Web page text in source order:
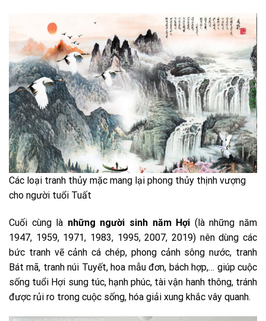
Các loại tranh thủy mặc mang lại phong thủy thịnh vượng
cho người tuổi Tuất
Cuối cùng là những người sinh năm Hợi (là những năm
1947, 1959, 1971, 1983, 1995, 2007, 2019) nên dùng các
bức tranh vẽ cảnh cá chép, phong cảnh sông nước, tranh
Bát mã, tranh núi Tuyết, hoa mẫu đơn, bách hợp,… giúp cuộc
sống tuổi Hợi sung túc, hạnh phúc, tài vận hanh thông, tránh
được rủi ro trong cuộc sống, hóa giải xung khắc vây quanh.